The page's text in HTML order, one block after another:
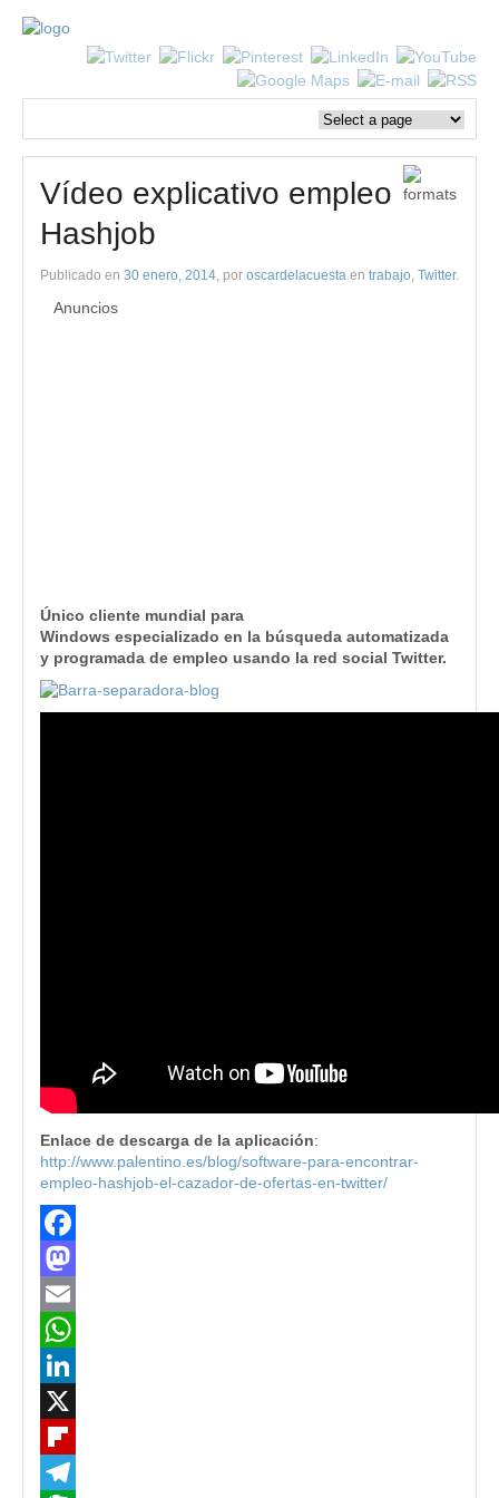
Vídeo explicativo empleo
Hashjob
Publicado en 30 enero, 2014, por oscardelacuesta en trabajo, Twitter.
Anuncios
Único cliente mundial para
Windows especializado en la búsqueda automatizada
y programada de empleo usando la red social Twitter.
Enlace de descarga de la aplicación:
http://www.palentino.es/blog/software-para-encontrar-
empleo-hashjob-el-cazador-de-ofertas-en-twitter/
Facebook
Mastodon
Email
WhatsApp
LinkedIn
Flipboard